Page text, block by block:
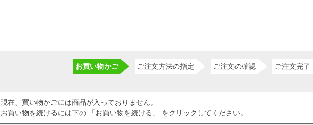
お買い物かご ご注文方法の指定 ご注文の確認 ご注文完了
現在、買い物かごには商品が入っておりません。
お買い物を続けるには下の 「お買い物を続ける」 をクリックしてください。